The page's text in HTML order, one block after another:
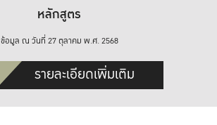
หลักสูตร
ข้อมูล ณ วันที่ 27 ตุลาคม พ.ศ. 2568
รายละเอียดเพิ่มเติม